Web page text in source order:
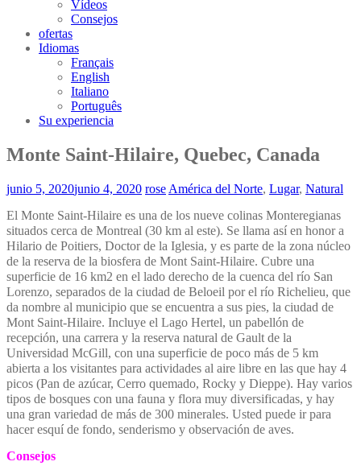
Vídeos
Consejos
ofertas
Idiomas
Français
English
Italiano
Português
Su experiencia
Monte Saint-Hilaire, Quebec, Canada
junio 5, 2020junio 4, 2020 rose América del Norte, Lugar, Natural
El Monte Saint-Hilaire es una de los nueve colinas Monteregianas
situados cerca de Montreal (30 km al este). Se llama así en honor a
Hilario de Poitiers, Doctor de la Iglesia, y es parte de la zona núcleo
de la reserva de la biosfera de Mont Saint-Hilaire. Cubre una
superficie de 16 km2 en el lado derecho de la cuenca del río San
Lorenzo, separados de la ciudad de Beloeil por el río Richelieu, que
da nombre al municipio que se encuentra a sus pies, la ciudad de
Mont Saint-Hilaire. Incluye el Lago Hertel, un pabellón de
recepción, una carrera y la reserva natural de Gault de la
Universidad McGill, con una superficie de poco más de 5 km
abierta a los visitantes para actividades al aire libre en las que hay 4
picos (Pan de azúcar, Cerro quemado, Rocky y Dieppe). Hay varios
tipos de bosques con una fauna y flora muy diversificadas, y hay
una gran variedad de más de 300 minerales. Usted puede ir para
hacer esquí de fondo, senderismo y observación de aves.
Consejos